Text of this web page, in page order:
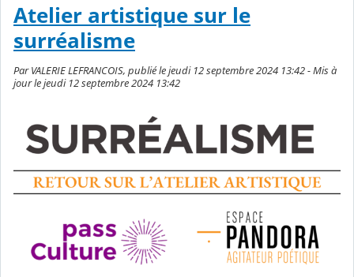
Atelier artistique sur le
surréalisme
Par VALERIE LEFRANCOIS, publié le jeudi 12 septembre 2024 13:42 - Mis à
jour le jeudi 12 septembre 2024 13:42